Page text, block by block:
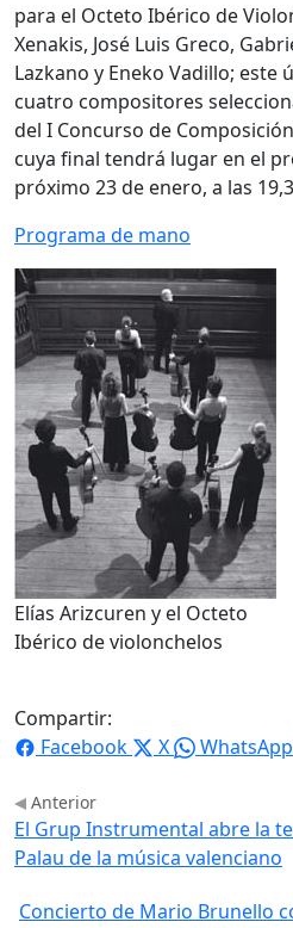
para el Octeto Ibérico de
Xenakis, José Luis Greco,
Lazkano y Eneko Vadillo; este
cuatro compositores
del I Concurso de
cuya final tendrá lugar en el
próximo 23 de enero, a las
Programa de mano
Elías Arizcuren y el Octeto
Ibérico de violonchelos
Compartir:
Facebook
X WhatsApp
Anterior
El Grup Instrumental abre la
Palau de la música valenciano
Concierto de Mario Brunello